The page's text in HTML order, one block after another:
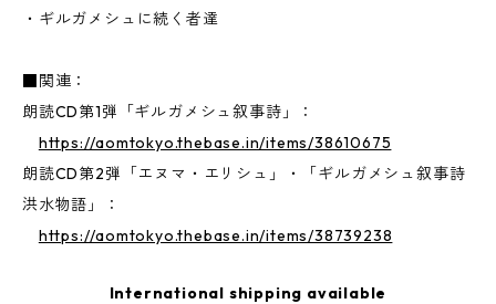
・ギルガメシュに続く者達
■関連：
朗読CD第1弾「ギルガメシュ叙事詩」：
https://aomtokyo.thebase.in/items/38610675
朗読CD第2弾「エヌマ・エリシュ」・「ギルガメシュ叙事詩
洪水物語」：
https://aomtokyo.thebase.in/items/38739238
International shipping available